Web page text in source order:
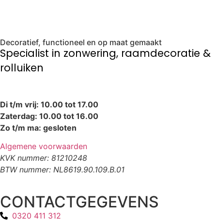
Decoratief, functioneel en op maat gemaakt
Specialist in zonwering, raamdecoratie &
rolluiken
Di t/m vrij: 10.00 tot 17.00
Zaterdag: 10.00 tot 16.00
Zo t/m ma: gesloten
Algemene voorwaarden
KVK nummer: 81210248
BTW nummer: NL8619.90.109.B.01
CONTACTGEGEVENS
0320 411 312